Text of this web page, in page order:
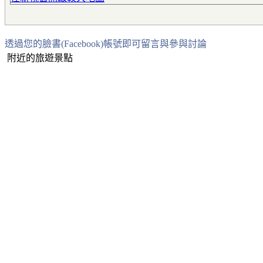
透過您的臉書(Facebook)帳號即可留言與參與討論
附近的旅遊景點